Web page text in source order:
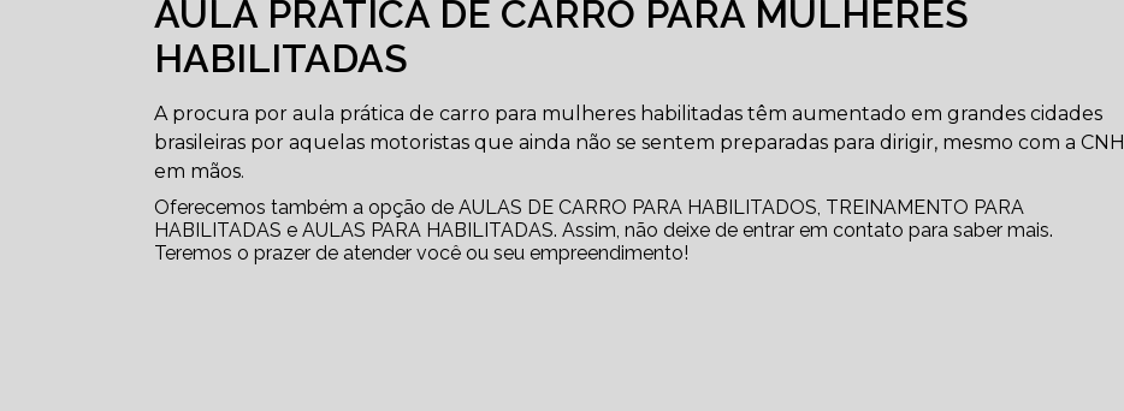
AULA PRÁTICA DE CARRO PARA MULHERES
HABILITADAS
A procura por aula prática de carro para mulheres habilitadas têm aumentado em grandes cidades
brasileiras por aquelas motoristas que ainda não se sentem preparadas para dirigir, mesmo com a CNH
em mãos.
Oferecemos também a opção de AULAS DE CARRO PARA HABILITADOS, TREINAMENTO PARA
HABILITADAS e AULAS PARA HABILITADAS. Assim, não deixe de entrar em contato para saber mais.
Teremos o prazer de atender você ou seu empreendimento!